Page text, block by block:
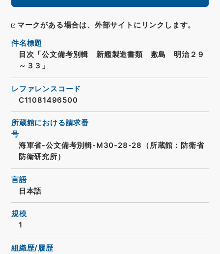
マークがある場合は、外部サイトにリンクします。
件名標題
目次「公文備考別輯 新艦製造書類 敷島 明治２９
～３３」
レファレンスコード
C11081496500
所蔵館における請求番
号
海軍省-公文備考別輯-M30-28-28（所蔵館：防衛省
防衛研究所）
言語
日本語
規模
1
組織歴/履歴